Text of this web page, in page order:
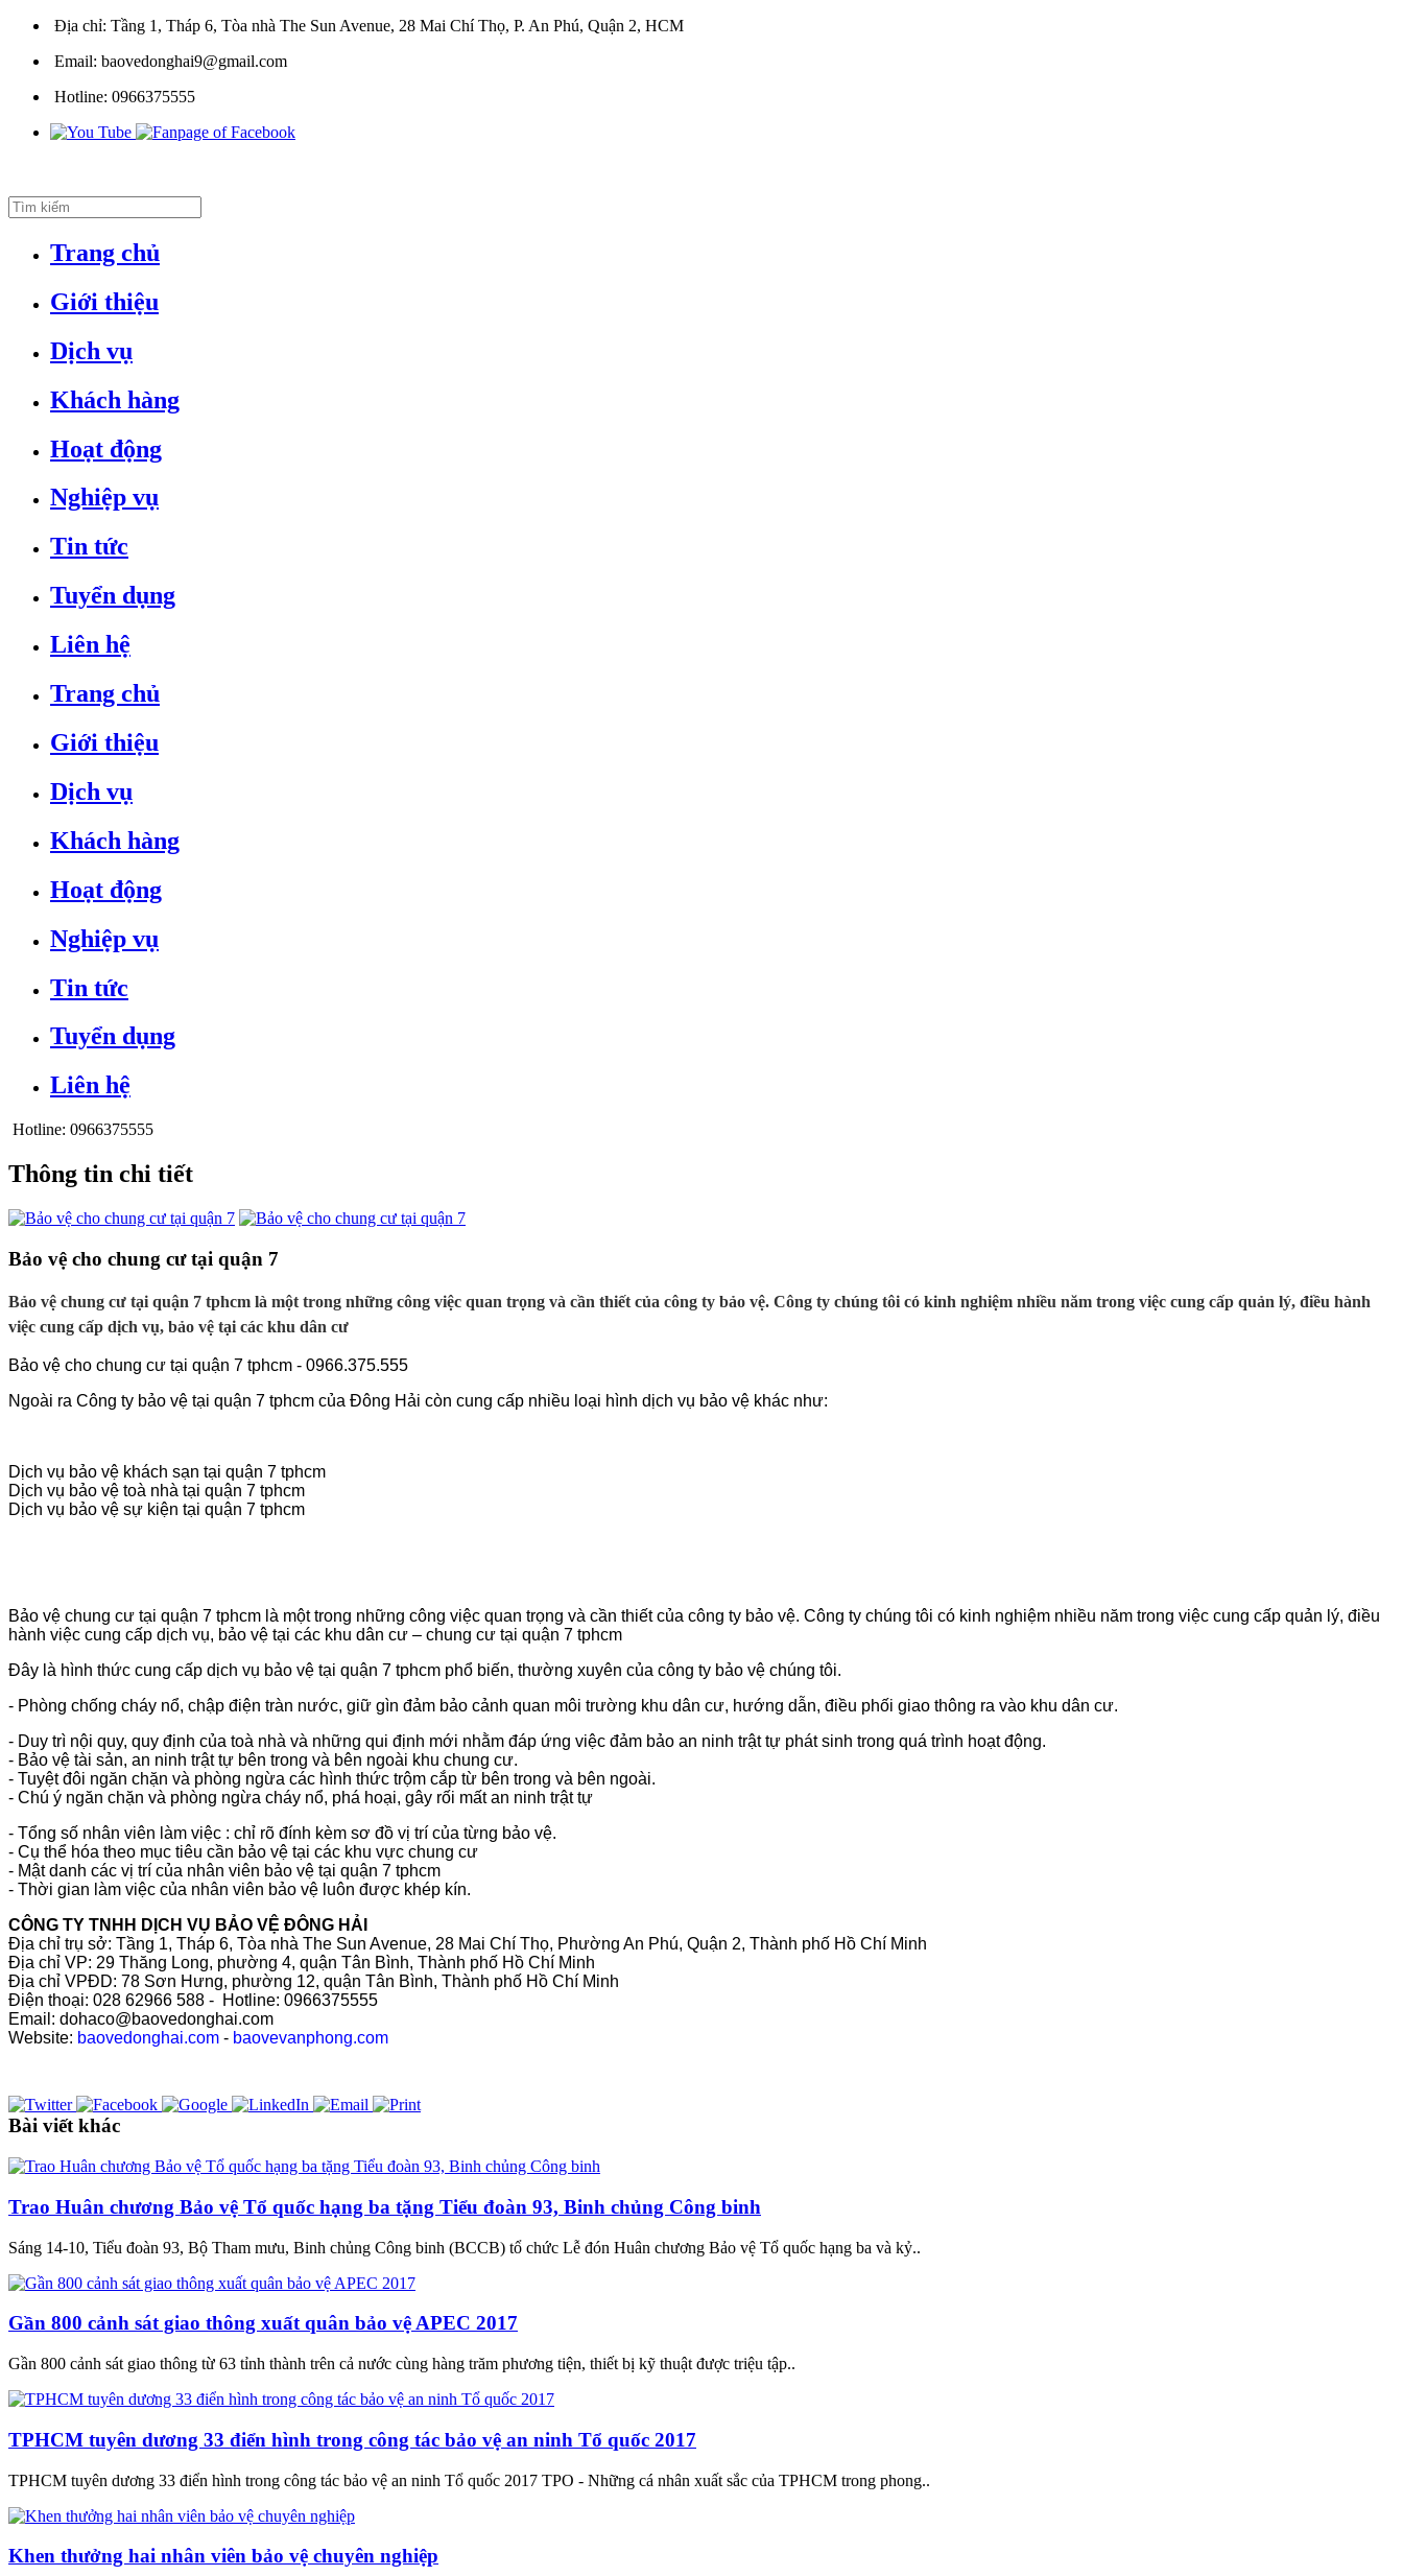
Địa chỉ: Tầng 1, Tháp 6, Tòa nhà The Sun Avenue, 28 Mai Chí Thọ, P. An Phú, Quận 2, HCM
Email: baovedonghai9@gmail.com
Hotline: 0966375555
Trang chủ
Giới thiệu
Dịch vụ
Khách hàng
Hoạt động
Nghiệp vụ
Tin tức
Tuyển dụng
Liên hệ
Trang chủ
Giới thiệu
Dịch vụ
Khách hàng
Hoạt động
Nghiệp vụ
Tin tức
Tuyển dụng
Liên hệ
Hotline: 0966375555
Thông tin chi tiết
Bảo vệ cho chung cư tại quận 7
Bảo vệ chung cư tại quận 7 tphcm là một trong những công việc quan trọng và cần thiết của công ty bảo vệ. Công ty chúng tôi có kinh nghiệm nhiều năm trong việc cung cấp quản lý, điều hành
việc cung cấp dịch vụ, bảo vệ tại các khu dân cư
Bảo vệ cho chung cư tại quận 7 tphcm - 0966.375.555
Ngoài ra Công ty bảo vệ tại quận 7 tphcm của Đông Hải còn cung cấp nhiều loại hình dịch vụ bảo vệ khác như:
Dịch vụ bảo vệ khách sạn tại quận 7 tphcm
Dịch vụ bảo vệ toà nhà tại quận 7 tphcm
Dịch vụ bảo vệ sự kiện tại quận 7 tphcm
Bảo vệ chung cư tại quận 7 tphcm là một trong những công việc quan trọng và cần thiết của công ty bảo vệ. Công ty chúng tôi có kinh nghiệm nhiều năm trong việc cung cấp quản lý, điều
hành việc cung cấp dịch vụ, bảo vệ tại các khu dân cư – chung cư tại quận 7 tphcm
Đây là hình thức cung cấp dịch vụ bảo vệ tại quận 7 tphcm phổ biến, thường xuyên của công ty bảo vệ chúng tôi.
- Phòng chống cháy nổ, chập điện tràn nước, giữ gìn đảm bảo cảnh quan môi trường khu dân cư, hướng dẫn, điều phối giao thông ra vào khu dân cư.
- Duy trì nội quy, quy định của toà nhà và những qui định mới nhằm đáp ứng việc đảm bảo an ninh trật tự phát sinh trong quá trình hoạt động.
- Bảo vệ tài sản, an ninh trật tự bên trong và bên ngoài khu chung cư.
- Tuyệt đôi ngăn chặn và phòng ngừa các hình thức trộm cắp từ bên trong và bên ngoài.
- Chú ý ngăn chặn và phòng ngừa cháy nổ, phá hoại, gây rối mất an ninh trật tự
- Tổng số nhân viên làm việc : chỉ rõ đính kèm sơ đồ vị trí của từng bảo vệ.
- Cụ thể hóa theo mục tiêu cần bảo vệ tại các khu vực chung cư
- Mật danh các vị trí của nhân viên bảo vệ tại quận 7 tphcm
- Thời gian làm việc của nhân viên bảo vệ luôn được khép kín.
CÔNG TY TNHH DỊCH VỤ BẢO VỆ ĐÔNG HẢI
Địa chỉ trụ sở: Tầng 1, Tháp 6, Tòa nhà The Sun Avenue, 28 Mai Chí Thọ, Phường An Phú, Quận 2, Thành phố Hồ Chí Minh
Địa chỉ VP: 29 Thăng Long, phường 4, quận Tân Bình, Thành phố Hồ Chí Minh
Địa chỉ VPĐD: 78 Sơn Hưng, phường 12, quận Tân Bình, Thành phố Hồ Chí Minh
Điện thoại: 028 62966 588 - Hotline: 0966375555
Email: dohaco@baovedonghai.com
Website: baovedonghai.com - baovevanphong.com
Bài viết khác
Trao Huân chương Bảo vệ Tổ quốc hạng ba tặng Tiểu đoàn 93, Binh chủng Công binh
Sáng 14-10, Tiểu đoàn 93, Bộ Tham mưu, Binh chủng Công binh (BCCB) tổ chức Lễ đón Huân chương Bảo vệ Tổ quốc hạng ba và kỷ..
Gần 800 cảnh sát giao thông xuất quân bảo vệ APEC 2017
Gần 800 cảnh sát giao thông từ 63 tỉnh thành trên cả nước cùng hàng trăm phương tiện, thiết bị kỹ thuật được triệu tập..
TPHCM tuyên dương 33 điển hình trong công tác bảo vệ an ninh Tổ quốc 2017
TPHCM tuyên dương 33 điển hình trong công tác bảo vệ an ninh Tổ quốc 2017 TPO - Những cá nhân xuất sắc của TPHCM trong phong..
Khen thưởng hai nhân viên bảo vệ chuyên nghiệp